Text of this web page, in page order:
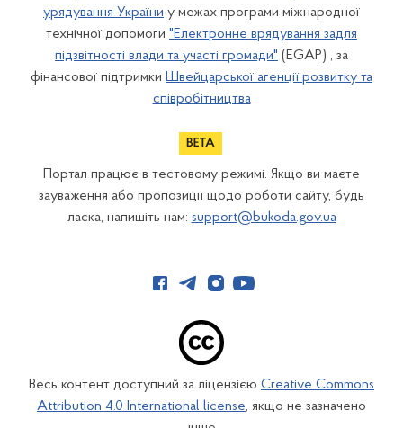
урядування України у межах програми міжнародної
технічної допомоги "Електронне врядування задля
підзвітності влади та участі громади" (EGAP) , за
фінансової підтримки Швейцарської агенції розвитку та
співробітництва
Портал працює в тестовому режимі. Якщо ви маєте
зауваження або пропозиції щодо роботи сайту, будь
ласка, напишіть нам: support@bukoda.gov.ua
Весь контент доступний за ліцензією Creative Commons
Attribution 4.0 International license, якщо не зазначено